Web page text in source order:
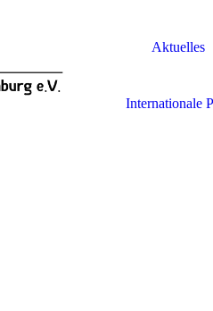
Aktuelles
Internationale